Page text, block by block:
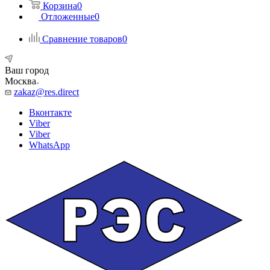
Корзина0
Отложенные0
Сравнение товаров0
Ваш город
Москва
zakaz@res.direct
Вконтакте
Viber
Viber
WhatsApp